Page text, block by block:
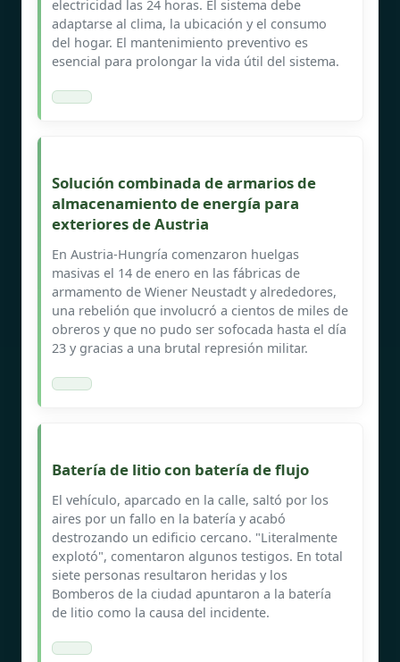
electricidad las 24 horas. El sistema debe
adaptarse al clima, la ubicación y el consumo
del hogar. El mantenimiento preventivo es
esencial para prolongar la vida útil del sistema.
Solución combinada de armarios de
almacenamiento de energía para
exteriores de Austria
En Austria-Hungría comenzaron huelgas
masivas el 14 de enero en las fábricas de
armamento de Wiener Neustadt y alrededores,
una rebelión que involucró a cientos de miles de
obreros y que no pudo ser sofocada hasta el día
23 y gracias a una brutal represión militar.
Batería de litio con batería de flujo
El vehículo, aparcado en la calle, saltó por los
aires por un fallo en la batería y acabó
destrozando un edificio cercano. "Literalmente
explotó", comentaron algunos testigos. En total
siete personas resultaron heridas y los
Bomberos de la ciudad apuntaron a la batería
de litio como la causa del incidente.